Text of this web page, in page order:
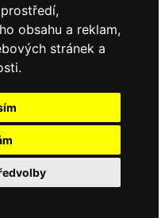
obsahu a reklam,
stránek a